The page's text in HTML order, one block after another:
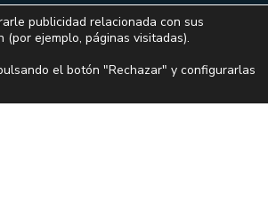
publicidad relacionada con sus
ejemplo, páginas visitadas).
el botón "Rechazar" y configurarlas